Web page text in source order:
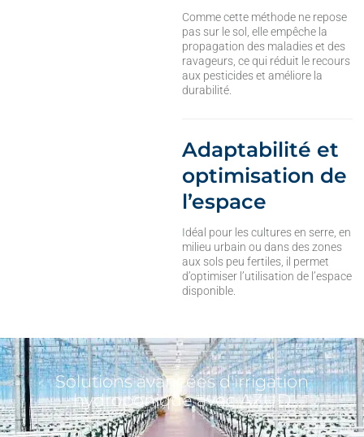
Comme cette méthode ne repose
pas sur le sol, elle empêche la
propagation des maladies et des
ravageurs, ce qui réduit le recours
aux pesticides et améliore la
durabilité.
Adaptabilité et
optimisation de
l’espace
Idéal pour les cultures en serre, en
milieu urbain ou dans des zones
aux sols peu fertiles, il permet
d’optimiser l’utilisation de l’espace
disponible.
Solutions avancées d'irrigation
hydroponique avec AZUD